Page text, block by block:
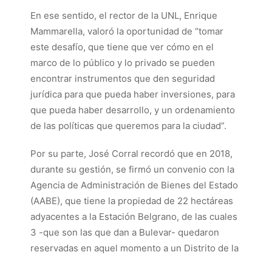
En ese sentido, el rector de la UNL, Enrique
Mammarella, valoró la oportunidad de “tomar
este desafío, que tiene que ver cómo en el
marco de lo público y lo privado se pueden
encontrar instrumentos que den seguridad
jurídica para que pueda haber inversiones, para
que pueda haber desarrollo, y un ordenamiento
de las políticas que queremos para la ciudad”.
Por su parte, José Corral recordó que en 2018,
durante su gestión, se firmó un convenio con la
Agencia de Administración de Bienes del Estado
(AABE), que tiene la propiedad de 22 hectáreas
adyacentes a la Estación Belgrano, de las cuales
3 -que son las que dan a Bulevar- quedaron
reservadas en aquel momento a un Distrito de la